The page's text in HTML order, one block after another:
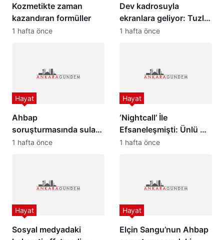
Kozmetikte zaman
kazandıran formüller
1 hafta önce
Dev kadrosuyla
ekranlara geliyor: Tuzlu
Kahve dizisi yıldızları
1 hafta önce
Ahbap
soruşturmasında sular
durulmuyor: Hayko
Hayat
1 hafta önce
‘Nightcall’ İle
Efsaneleşmişti: Ünlü DJ
Kavinsky Paris’te ölü
Hayat
1 hafta önce
Sosyal medyadaki
Hayat
Elçin Sangu’nun Ahbap
Hayat